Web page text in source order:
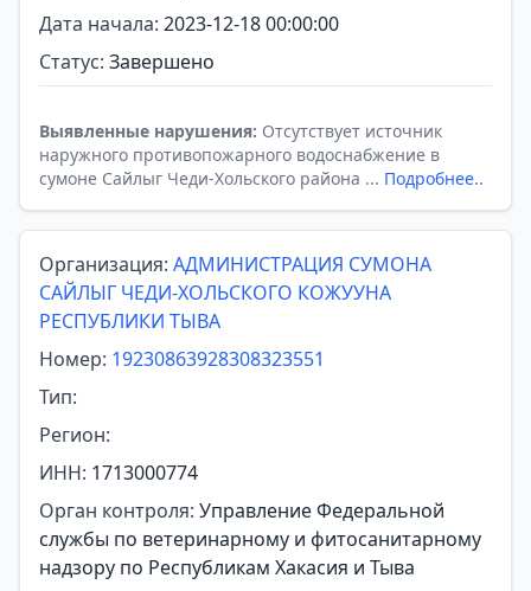
Дата начала: 2023-12-18 00:00:00
Статус: Завершено
Выявленные нарушения: Отсутствует источник
наружного противопожарного водоснабжение в
сумоне Сайлыг Чеди-Хольского района ... Подробнее..
Организация: АДМИНИСТРАЦИЯ СУМОНА
САЙЛЫГ ЧЕДИ-ХОЛЬСКОГО КОЖУУНА
РЕСПУБЛИКИ ТЫВА
Номер: 19230863928308323551
Тип:
Регион:
ИНН: 1713000774
Орган контроля: Управление Федеральной
службы по ветеринарному и фитосанитарному
надзору по Республикам Хакасия и Тыва